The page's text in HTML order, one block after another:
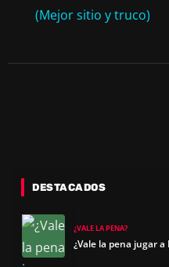
(Mejor sitio y truco)
DESTACADOS
¿VALE LA PENA?
¿Vale la pena jugar